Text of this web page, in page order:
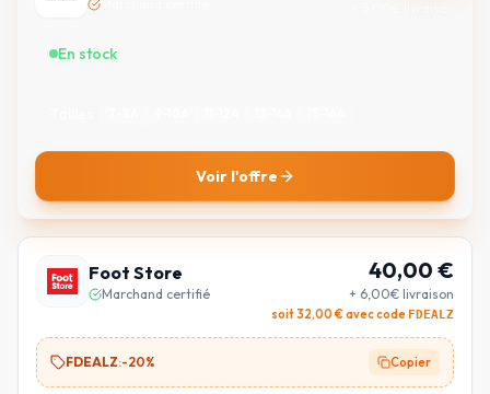
En stock
Voir l'offre
Foot Store
Marchand certifié
40,00 €
+ 6,00€ livraison
soit32,00€ avec code FDEALZ
FDEALZ:-20% Copier